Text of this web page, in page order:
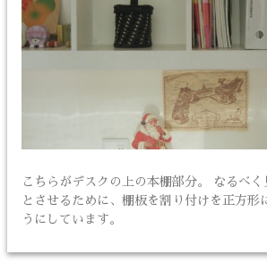
こちらがデスクの上の本棚部分。 なるべく
とさせるために、棚板を割り付けを正方形
うにしています。